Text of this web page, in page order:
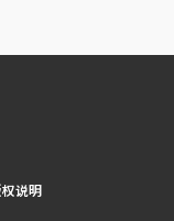
说明